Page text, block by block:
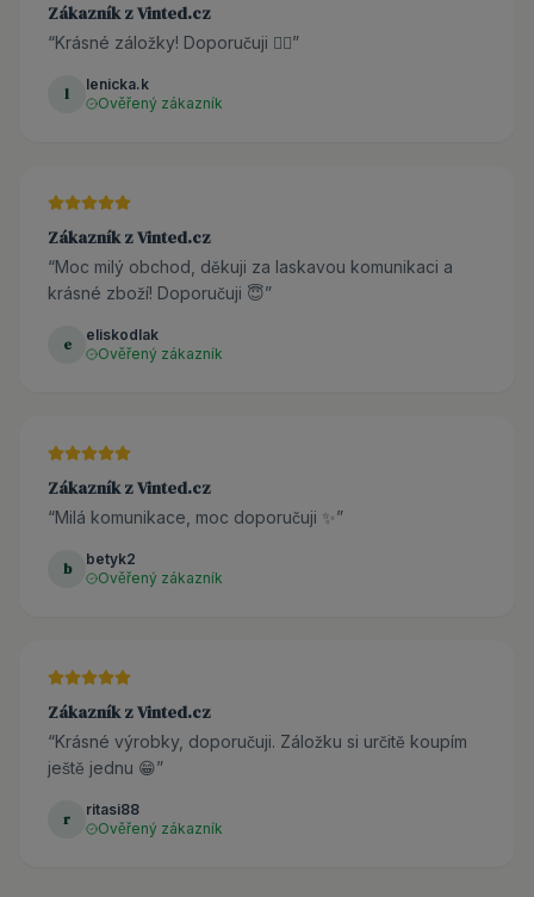
Zákazník z Vinted.cz
“Krásné záložky! Doporučuji 👌🏼”
l
lenicka.k
Ověřený zákazník
Zákazník z Vinted.cz
“Moc milý obchod, děkuji za laskavou komunikaci a
krásné zboží! Doporučuji 😇”
e
eliskodlak
Ověřený zákazník
Zákazník z Vinted.cz
“Milá komunikace, moc doporučuji ✨”
b
betyk2
Ověřený zákazník
Zákazník z Vinted.cz
“Krásné výrobky, doporučuji. Záložku si určitě koupím
ještě jednu 😁”
r
ritasi88
Ověřený zákazník